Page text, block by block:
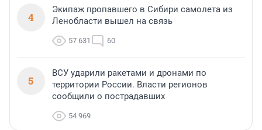
4
Экипаж пропавшего в Сибири самолета из
Ленобласти вышел на связь
57 631 60
5
ВСУ ударили ракетами и дронами по
территории России. Власти регионов
сообщили о пострадавших
54 969